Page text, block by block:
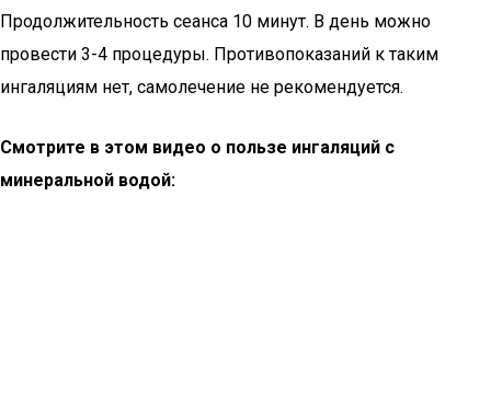
Продолжительность сеанса 10 минут. В день можно
провести 3-4 процедуры. Противопоказаний к таким
ингаляциям нет, самолечение не рекомендуется.
Смотрите в этом видео о пользе ингаляций с
минеральной водой: